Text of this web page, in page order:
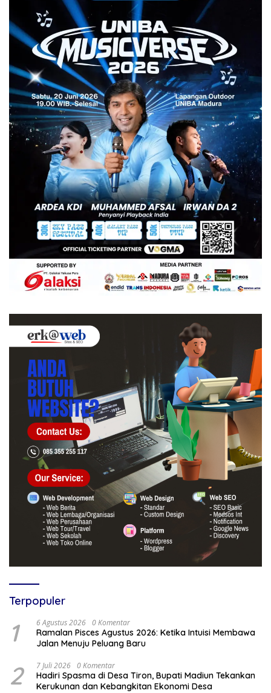
Terpopuler
1 6 Agustus 2026 0 Komentar
Ramalan Pisces Agustus 2026: Ketika Intuisi Membawa
Jalan Menuju Peluang Baru
2 7 Juli 2026 0 Komentar
Hadiri Spasma di Desa Tiron, Bupati Madiun Tekankan
Kerukunan dan Kebangkitan Ekonomi Desa